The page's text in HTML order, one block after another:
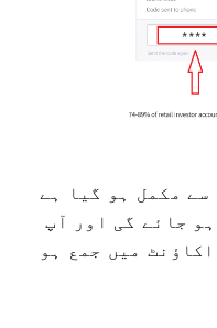
سے مکمل ہو گیا ہے
جائے گی اور آپ
میں جمع ہو